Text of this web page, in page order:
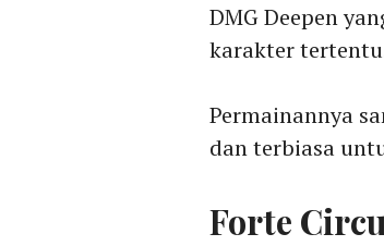
DMG Deepen
karakter
Permainannya
dan terbiasa
Forte